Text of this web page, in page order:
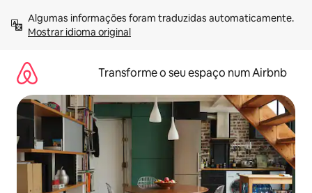
para
Mostrar idioma original
Transforme o seu espaço num Airbnb